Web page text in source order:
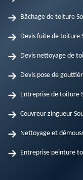
Bâchage de toiture
Devis fuite de toiture
Devis nettoyage de
Devis pose de
Entreprise de toiture
Couvreur zingueur
Nettoyage et
Entreprise peinture